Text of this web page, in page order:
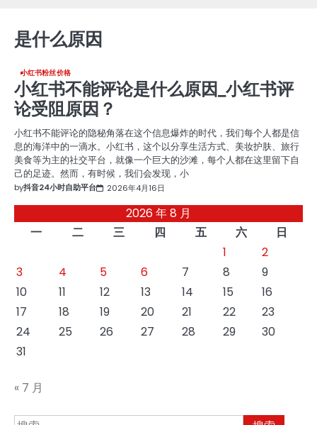
是什么原因
小红书粉丝价格
小红书不能评论是什么原因_小红书评
论受阻原因？
小红书不能评论的隐秘角落在这个信息爆炸的时代，我们每个人都是信
息的海洋中的一滴水。小红书，这个以分享生活方式、美妆护肤、旅行
美食等为主的社交平台，就像一个巨大的沙滩，每个人都在这里留下自
己的足迹。然而，有时候，我们会发现，小
by抖音24小时自助平台 2026年4月16日
2026 年 8 月
一
二 三 四 五 六
日
1
2
3
4 5 6 7 8
9
10
11 12 13 14 15
16
17
18 19 20 21 22
23
24
25 26 27 28 29
30
31
« 7 月